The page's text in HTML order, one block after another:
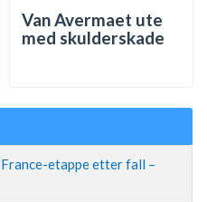
Van Avermaet ute
med skulderskade
etappe etter fall –